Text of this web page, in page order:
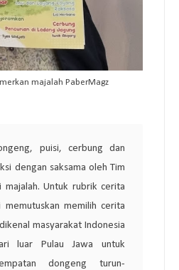
majalah PaberMagz
puisi, cerbung dan
dengan saksama oleh Tim
majalah. Untuk rubrik cerita
memilih cerita
masyarakat Indonesia
luar Pulau Jawa untuk
dongeng turun-